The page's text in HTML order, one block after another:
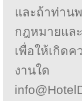
และถ้าท่าน
กฎหมายแล
เพื่อให้เกิด
งานใด